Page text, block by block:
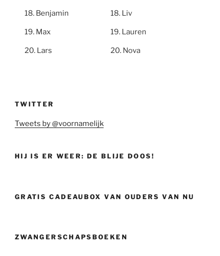
Benjamin
Max
Lars
Liv
Lauren
Nova
TWITTER
Tweets by @voornamelijk
HIJ IS ER WEER: DE BLIJE DOOS!
GRATIS CADEAUBOX VAN OUDERS VAN NU
ZWANGERSCHAPSBOEKEN